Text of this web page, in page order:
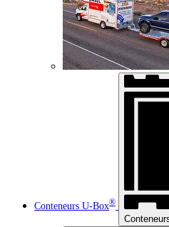
Conteneurs U-Box®